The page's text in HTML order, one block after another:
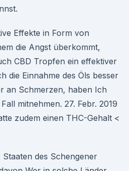
Effekte in Form von
die Angst überkommt,
CBD Tropfen ein effektiver
die Einnahme des Öls besser
an Schmerzen, haben Ich
mitnehmen. 27. Febr. 2019
zudem einen THC-Gehalt <
des Schengener